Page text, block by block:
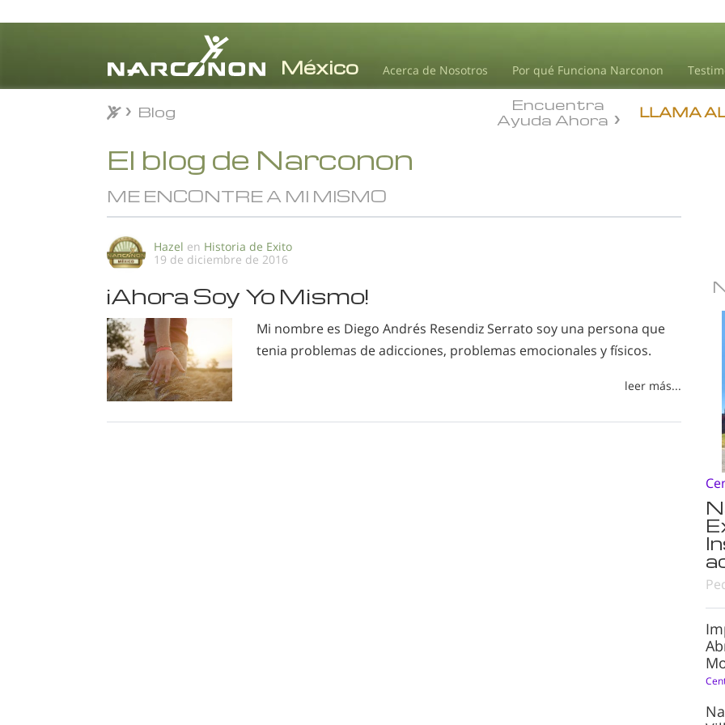
Acerca de Nosotros Por qué Funciona Narconon
LLAMA
Encuentra
Ayuda Ahora
Blog
El blog de Narconon
ME ENCONTRE A MI MISMO
Hazel en Historia de Exito
19 de diciembre de 2016
¡Ahora Soy Yo Mismo!
Mi nombre es Diego Andrés Resendiz Serrato soy una persona que
tenia problemas de adicciones, problemas emocionales y físicos.
leer más...
Blog